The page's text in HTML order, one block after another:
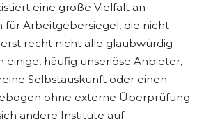
eine große Vielfalt an
für Arbeitgebersiegel, die nicht
recht nicht alle glaubwürdig
einige, häufig unseriöse Anbieter,
Selbstauskunft oder einen
ohne externe Überprüfung
andere Institute auf